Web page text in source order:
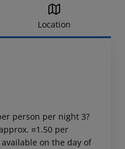
Location
person per night 3?
¤1.50 per
on the day of